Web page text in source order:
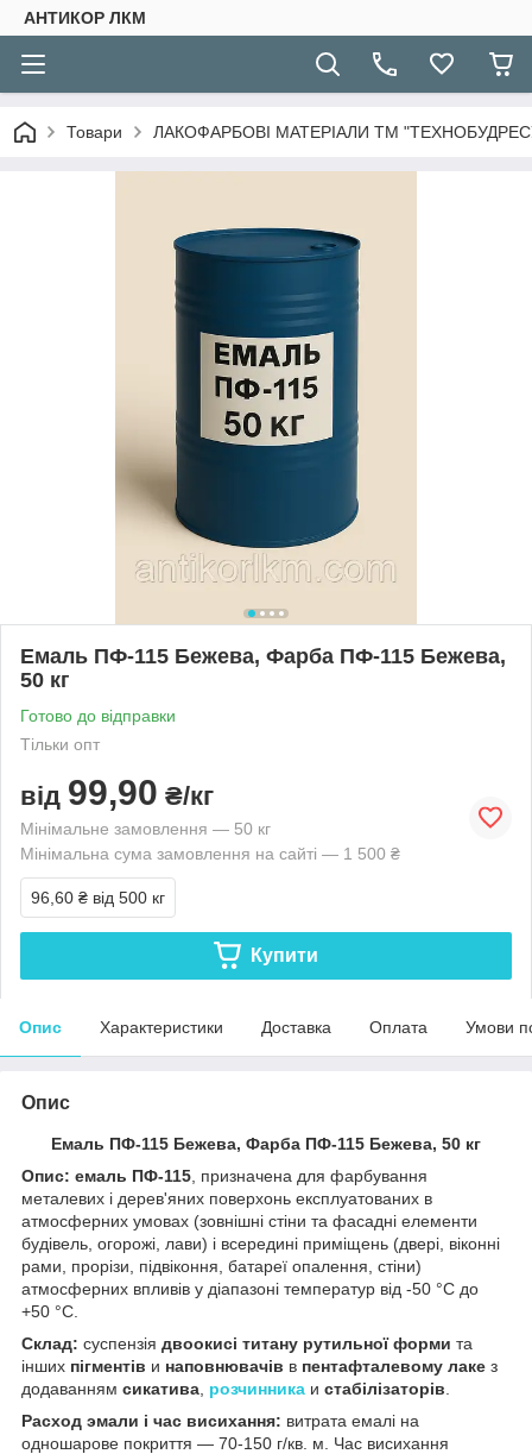
АНТИКОР ЛКМ
Товари ЛАКОФАРБОВІ МАТЕРІАЛИ ТМ
Емаль ПФ-115 Бежева, Фарба ПФ-115 Бежева,
50 кг
Готово до відправки
Тільки опт
від 99,90 ₴/кг
Мінімальне замовлення — 50 кг
Мінімальна сума замовлення на сайті — 1 500 ₴
96,60 ₴ від 500 кг
Купити
Опис Характеристики Доставка Оплата Умови
Опис
Емаль ПФ-115 Бежева, Фарба ПФ-115 Бежева, 50 кг
Опис: емаль ПФ-115 , призначена для фарбування
металевих і дерев'яних поверхонь експлуатованих в
атмосферних умовах (зовнішні стіни та фасадні елементи
будівель, огорожі, лави) і всередині приміщень (двері, віконні
рами, прорізи, підвіконня, батареї опалення, стіни)
атмосферних впливів у діапазоні температур від -50 °C до
+50 °C.
Склад: суспензія двоокисі титану рутильної форми та
інших пігментів и наповнювачів в пентафталевому лаке з
додаванням сикатива розчинника и стабілізаторів
Расход эмали і час висихання: витрата емалі на
одношарове покриття — 70-150 г/кв. м. Час висихання